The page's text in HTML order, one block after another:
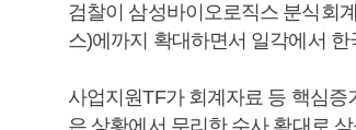
검찰이 삼성바이오로직스 분식회
스)에까지 확대하면서 일각에서
사업지원TF가 회계자료 등 핵심
은 상황에서 무리한 수사 확대로